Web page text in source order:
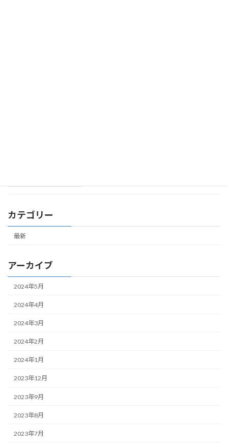
カテゴリー
最新
アーカイブ
2024年5月
2024年4月
2024年3月
2024年2月
2024年1月
2023年12月
2023年9月
2023年8月
2023年7月